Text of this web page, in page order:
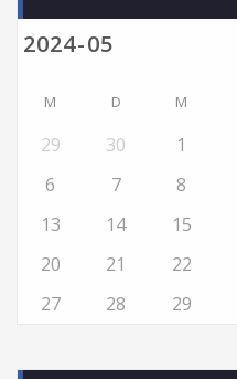
M D M
29 30 1
6
7 8
13
14 15
20
21 22
27
28 29